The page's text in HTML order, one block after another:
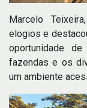
Marcelo
elogios e
oportunidade
fazendas e os
um ambiente